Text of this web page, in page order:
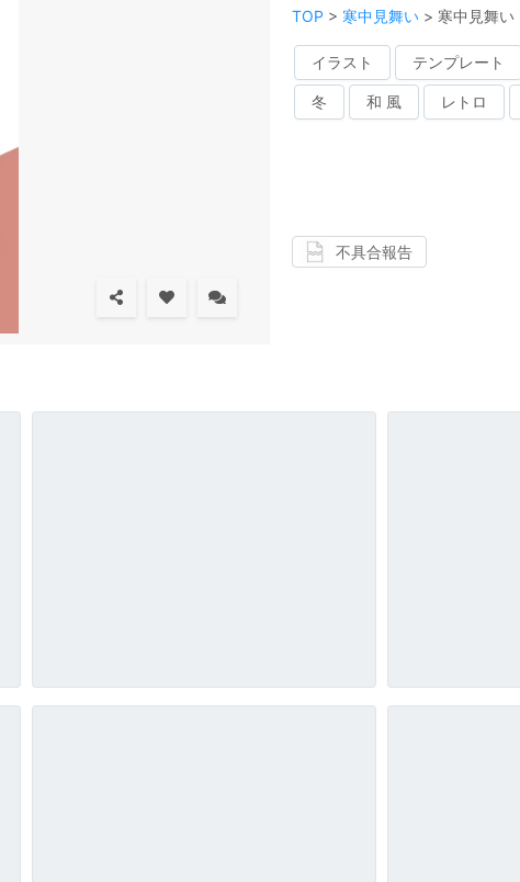
TOP > 寒中見舞い > 寒中見舞
イラスト テンプレート
冬 和 風 レトロ
不具合報告